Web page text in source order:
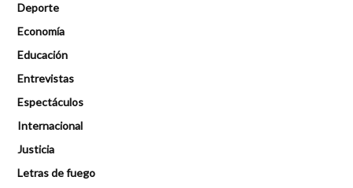
Deporte
Economía
Educación
Entrevistas
Espectáculos
Internacional
Justicia
Letras de fuego